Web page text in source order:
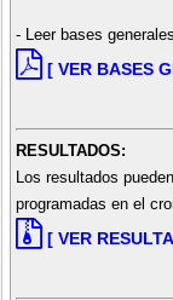
- Leer bases
[ VER BASES
RESULTADOS:
Los resultados
programadas en el
[ VER